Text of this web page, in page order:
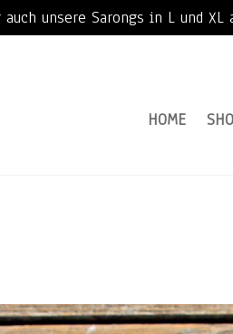
auch unsere Sarongs in L und XL
HOME